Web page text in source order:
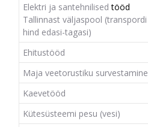
Elektri ja santehnilised tööd
Tallinnast väljaspool (transpordi
hind edasi-tagasi)
Ehitustööd
Maja veetorustiku survestamine
Kaevetööd
Kütesüsteemi pesu (vesi)